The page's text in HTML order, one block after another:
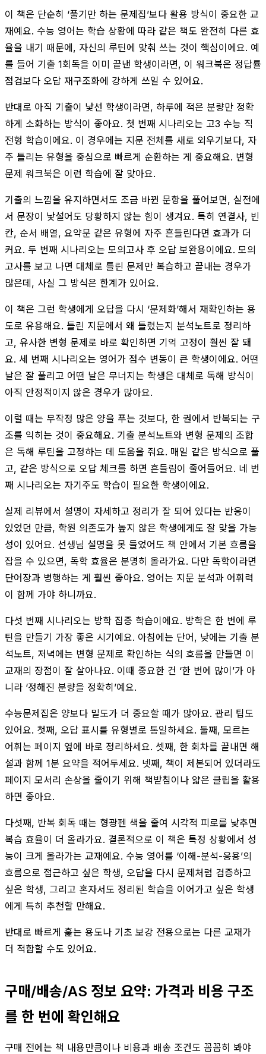
이 책은 단순히 ‘풀기만 하는 문제집’보다 활용 방식이 중요한 교
재예요. 수능 영어는 학습 상황에 따라 같은 책도 완전히 다른 효
율을 내기 때문에, 자신의 루틴에 맞춰 쓰는 것이 핵심이에요. 예
를 들어 기출 1회독을 이미 끝낸 학생이라면, 이 워크북은 정답률
점검보다 오답 재구조화에 강하게 쓰일 수 있어요.
반대로 아직 기출이 낯선 학생이라면, 하루에 적은 분량만 정확
하게 소화하는 방식이 좋아요. 첫 번째 시나리오는 고3 수능 직
전형 학습이에요. 이 경우에는 지문 전체를 새로 외우기보다, 자
주 틀리는 유형을 중심으로 빠르게 순환하는 게 중요해요. 변형
문제 워크북은 이런 학습에 잘 맞아요.
기출의 느낌을 유지하면서도 조금 바뀐 문항을 풀어보면, 실전에
서 문장이 낯설어도 당황하지 않는 힘이 생겨요. 특히 연결사, 빈
칸, 순서 배열, 요약문 같은 유형에 자주 흔들린다면 효과가 더
커요. 두 번째 시나리오는 모의고사 후 오답 보완용이에요. 모의
고사를 보고 나면 대체로 틀린 문제만 복습하고 끝내는 경우가
많은데, 사실 그 방식은 한계가 있어요.
이 책은 그런 학생에게 오답을 다시 ‘문제화’해서 재확인하는 용
도로 유용해요. 틀린 지문에서 왜 틀렸는지 분석노트로 정리하
고, 유사한 변형 문제로 바로 확인하면 기억 고정이 훨씬 잘 돼
요. 세 번째 시나리오는 영어가 점수 변동이 큰 학생이에요. 어떤
날은 잘 풀리고 어떤 날은 무너지는 학생은 대체로 독해 방식이
아직 안정적이지 않은 경우가 많아요.
이럴 때는 무작정 많은 양을 푸는 것보다, 한 권에서 반복되는 구
조를 익히는 것이 중요해요. 기출 분석노트와 변형 문제의 조합
은 독해 루틴을 고정하는 데 도움을 줘요. 매일 같은 방식으로 풀
고, 같은 방식으로 오답 체크를 하면 흔들림이 줄어들어요. 네 번
째 시나리오는 자기주도 학습이 필요한 학생이에요.
실제 리뷰에서 설명이 자세하고 정리가 잘 되어 있다는 반응이
있었던 만큼, 학원 의존도가 높지 않은 학생에게도 잘 맞을 가능
성이 있어요. 선생님 설명을 못 들었어도 책 안에서 기본 흐름을
잡을 수 있으면, 독학 효율은 분명히 올라가요. 다만 독학이라면
단어장과 병행하는 게 훨씬 좋아요. 영어는 지문 분석과 어휘력
이 함께 가야 하니까요.
다섯 번째 시나리오는 방학 집중 학습이에요. 방학은 한 번에 루
틴을 만들기 가장 좋은 시기예요. 아침에는 단어, 낮에는 기출 분
석노트, 저녁에는 변형 문제로 확인하는 식의 흐름을 만들면 이
교재의 장점이 잘 살아나요. 이때 중요한 건 ‘한 번에 많이’가 아
니라 ‘정해진 분량을 정확히’예요.
수능문제집은 양보다 밀도가 더 중요할 때가 많아요. 관리 팁도
있어요. 첫째, 오답 표시를 유형별로 통일하세요. 둘째, 모르는
어휘는 페이지 옆에 바로 정리하세요. 셋째, 한 회차를 끝내면 해
설과 함께 1분 요약을 적어두세요. 넷째, 책이 제본되어 있더라도
페이지 모서리 손상을 줄이기 위해 책받침이나 얇은 클립을 활용
하면 좋아요.
다섯째, 반복 회독 때는 형광펜 색을 줄여 시각적 피로를 낮추면
복습 효율이 더 올라가요. 결론적으로 이 책은 특정 상황에서 성
능이 크게 올라가는 교재예요. 수능 영어를 ‘이해-분석-응용’의
흐름으로 접근하고 싶은 학생, 오답을 다시 문제처럼 검증하고
싶은 학생, 그리고 혼자서도 정리된 학습을 이어가고 싶은 학생
에게 특히 추천할 만해요.
반대로 빠르게 훑는 용도나 기초 보강 전용으로는 다른 교재가
더 적합할 수도 있어요.
구매/배송/AS 정보 요약: 가격과 비용 구조
를 한 번에 확인해요
구매 전에는 책 내용만큼이나 비용과 배송 조건도 꼼꼼히 봐야